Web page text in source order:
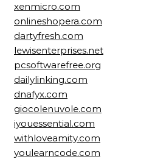
xenmicro.com
onlineshopera.com
dartyfresh.com
lewisenterprises.net
pcsoftwarefree.org
dailylinking.com
dnafyx.com
giocolenuvole.com
iyouessential.com
withloveamity.com
youlearncode.com